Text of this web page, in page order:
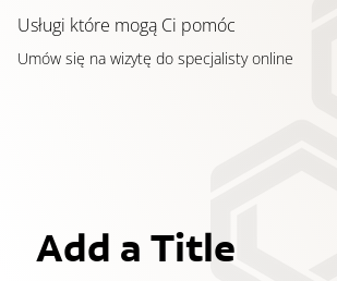
Add a Title
Usługi które mogą Ci pomóc
Umów się na wizytę do specjalisty online